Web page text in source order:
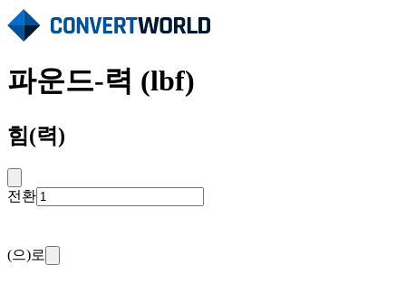
파운드-력 (lbf)
힘(력)
전환
(으)로